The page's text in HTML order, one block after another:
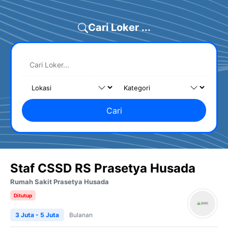
Cari Loker ...
Cari
Staf CSSD RS Prasetya Husada
Rumah Sakit Prasetya Husada
Ditutup
3 Juta - 5 Juta Bulanan